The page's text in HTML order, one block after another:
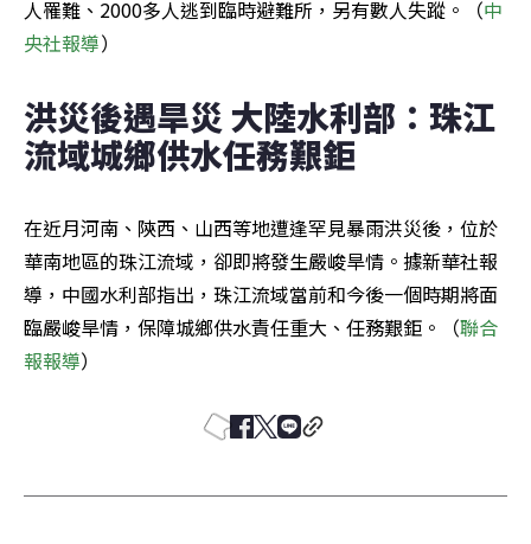
人罹難、2000多人逃到臨時避難所，另有數人失蹤。（中
央社報導）
洪災後遇旱災 大陸水利部：珠江
流域城鄉供水任務艱鉅
在近月河南、陝西、山西等地遭逢罕見暴雨洪災後，位於
華南地區的珠江流域，卻即將發生嚴峻旱情。據新華社報
導，中國水利部指出，珠江流域當前和今後一個時期將面
臨嚴峻旱情，保障城鄉供水責任重大、任務艱鉅。（聯合
報報導）